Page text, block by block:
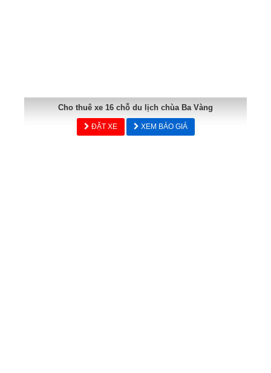
Cho thuê xe 16 chỗ du lịch chùa Ba Vàng
ĐẶT XE XEM BÁO GIÁ